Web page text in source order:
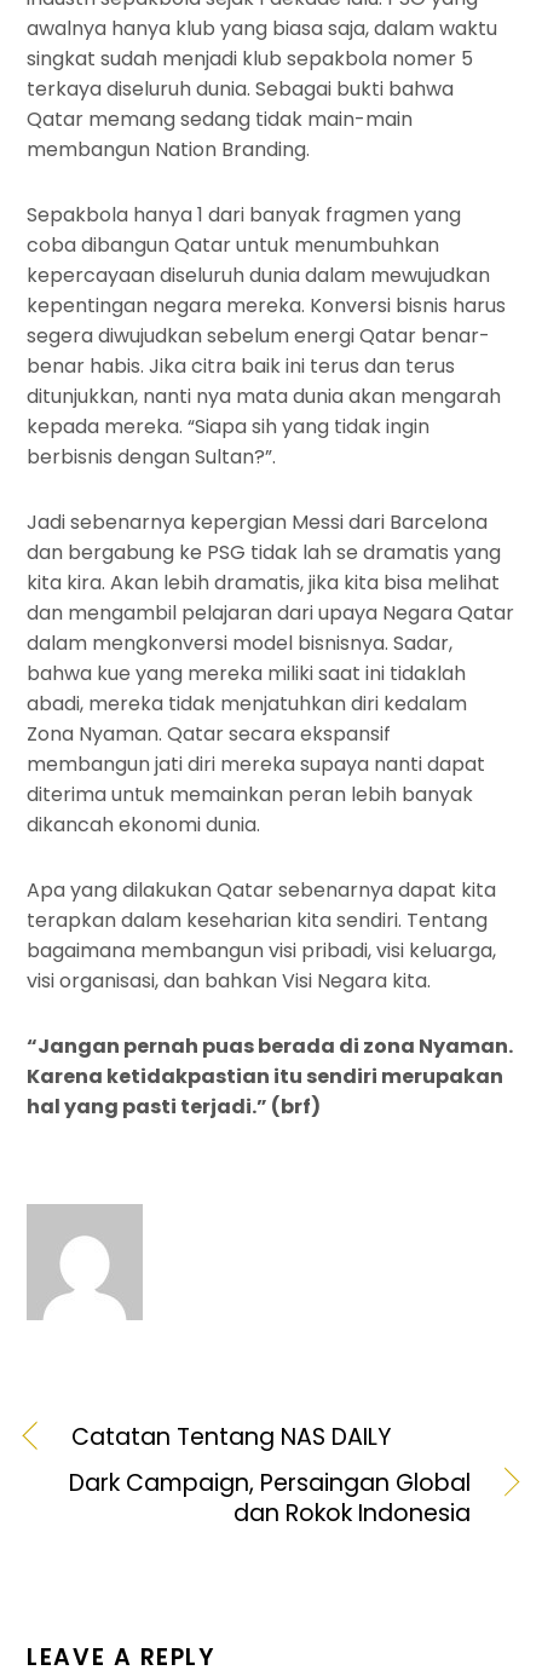
awalnya hanya klub yang biasa saja, dalam waktu
singkat sudah menjadi klub sepakbola nomer 5
terkaya diseluruh dunia. Sebagai bukti bahwa
Qatar memang sedang tidak main-main
membangun Nation Branding.
Sepakbola hanya 1 dari banyak fragmen yang
coba dibangun Qatar untuk menumbuhkan
kepercayaan diseluruh dunia dalam mewujudkan
kepentingan negara mereka. Konversi bisnis harus
segera diwujudkan sebelum energi Qatar benar-
benar habis. Jika citra baik ini terus dan terus
ditunjukkan, nanti nya mata dunia akan mengarah
kepada mereka. “Siapa sih yang tidak ingin
berbisnis dengan Sultan?”.
Jadi sebenarnya kepergian Messi dari Barcelona
dan bergabung ke PSG tidak lah se dramatis yang
kita kira. Akan lebih dramatis, jika kita bisa melihat
dan mengambil pelajaran dari upaya Negara Qatar
dalam mengkonversi model bisnisnya. Sadar,
bahwa kue yang mereka miliki saat ini tidaklah
abadi, mereka tidak menjatuhkan diri kedalam
Zona Nyaman. Qatar secara ekspansif
membangun jati diri mereka supaya nanti dapat
diterima untuk memainkan peran lebih banyak
dikancah ekonomi dunia.
Apa yang dilakukan Qatar sebenarnya dapat kita
terapkan dalam keseharian kita sendiri. Tentang
bagaimana membangun visi pribadi, visi keluarga,
visi organisasi, dan bahkan Visi Negara kita.
“Jangan pernah puas berada di zona Nyaman.
Karena ketidakpastian itu sendiri merupakan
hal yang pasti terjadi.” (brf)
Catatan Tentang NAS DAILY
Dark Campaign, Persaingan Global
dan Rokok Indonesia
LEAVE A REPLY